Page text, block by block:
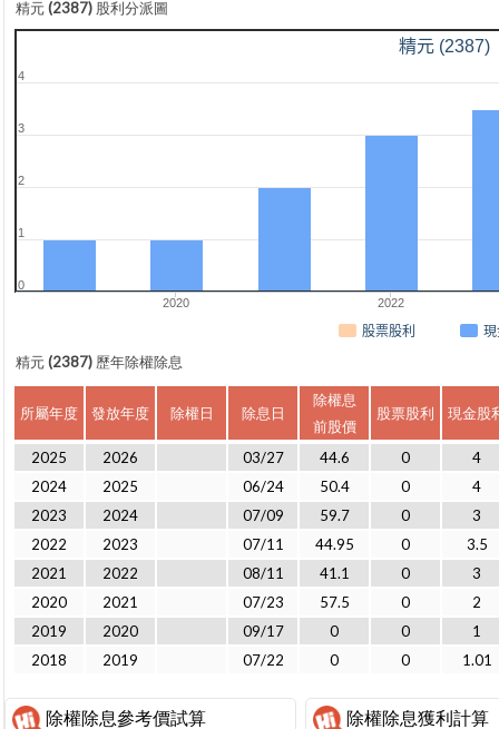
精元 (2387) 股利分派圖
精元 (2387)
股票股利
2020 2022
0
1
2
3
4
精元 (2387) 歷年除權除息
所屬年度 發放年度 除權日 除息日
除權息
前股價
股票股利 現金股
2025 2026 03/27 44.6 0
4
2024
2025 06/24 50.4 0
4
2023
2024 07/09 59.7 0
3
2022
2023 07/11 44.95 0
3.5
2021
2022 08/11 41.1 0
3
2020
2021 07/23 57.5 0
2
2019
2020 09/17 0 0
1
2018
2019 07/22 0 0 1.01
除權除息參考價試算 除權除息獲利計算